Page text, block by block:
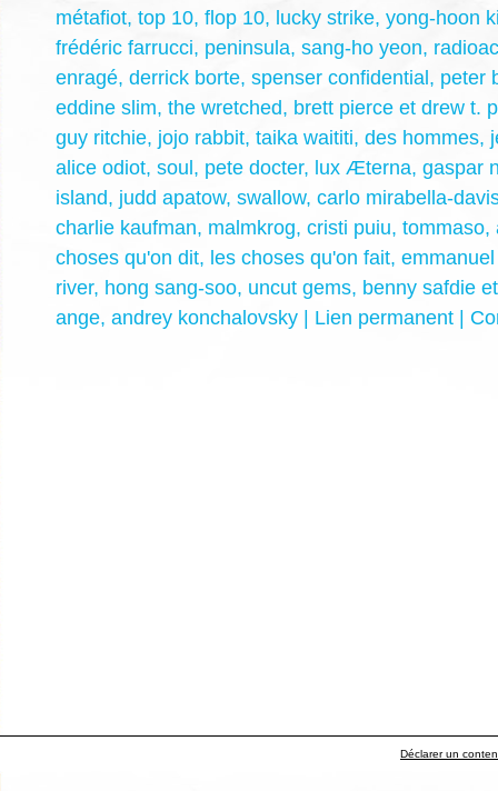
métafiot, top 10, flop 10, lucky strike, yong-hoon
frédéric farrucci, peninsula, sang-ho yeon,
enragé, derrick borte, spenser confidential, peter
eddine slim, the wretched, brett pierce et drew t.
guy ritchie, jojo rabbit, taika waititi, des hommes,
alice odiot, soul, pete docter, lux Æterna, gaspar
island, judd apatow, swallow, carlo mirabella-
charlie kaufman, malmkrog, cristi puiu, tommaso,
choses qu'on dit, les choses qu'on fait,
river, hong sang-soo, uncut gems, benny safdie
ange, andrey konchalovsky | Lien permanent |
Déclarer un